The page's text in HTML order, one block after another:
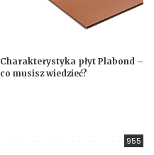
Charakterystyka płyt Plabond –
co musisz wiedzieć?
955